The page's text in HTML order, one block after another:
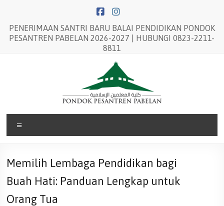
content
PENERIMAAN SANTRI BARU BALAI PENDIDIKAN PONDOK
PESANTREN PABELAN 2026-2027 | HUBUNGI 0823-2211-
8811
Balai
Pendidikan
Pondok
Pesantren
Pabelan
Memilih Lembaga Pendidikan bagi
Buah Hati: Panduan Lengkap untuk
Orang Tua